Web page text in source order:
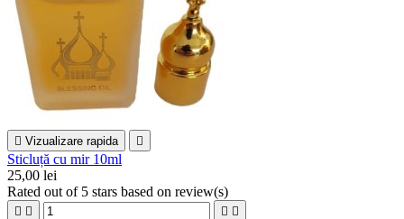
 Vizualizare rapida 
Sticluță cu mir 10ml
25,00 lei
Rated out of 5 stars based on review(s)
   